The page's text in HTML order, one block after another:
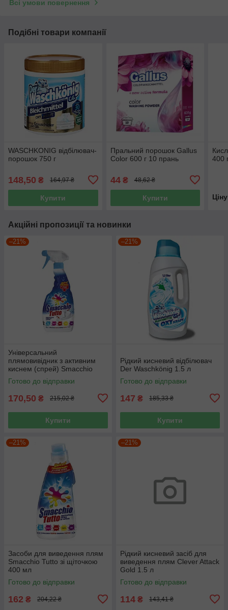
Всі умови повернення
Подібні товари компанії
WASCHKONIG відбілювач-
порошок 750 г
148,50 ₴ 164,97 ₴
Купити
Пральний порошок Gallus
Color 600 г 10 прань
44₴ 48,62 ₴
Купити
400
Акційні пропозиції та новинки
–21%
Універсальний
плямовивідник з активним
киснем (спрей) Smacchio
Tutto 500 мл
Готово до відправки
170,50 ₴ 215,02 ₴
Купити
–21%
Рідкий кисневий відбілювач
Der Waschkönig 1.5 л
Готово до відправки
147 ₴ 185,33 ₴
Купити
–21%
Засоби для виведення плям
Smacchio Tutto зі щіточкою
400 мл
Готово до відправки
162 ₴ 204,22 ₴
–21%
Рідкий кисневий засіб для
виведення плям Clever Attack
Gold 1.5 л
Готово до відправки
114 ₴ 143,41 ₴